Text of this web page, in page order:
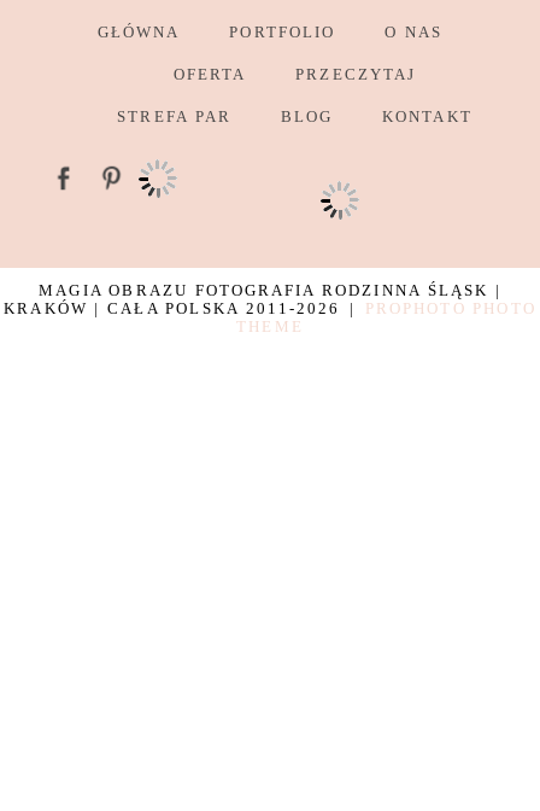
GŁÓWNA PORTFOLIO O NAS
OFERTA PRZECZYTAJ
STREFA PAR BLOG KONTAKT
MAGIA OBRAZU FOTOGRAFIA RODZINNA ŚLĄSK |
KRAKÓW | CAŁA POLSKA 2011-2026
|
PROPHOTO PHOTO
THEME